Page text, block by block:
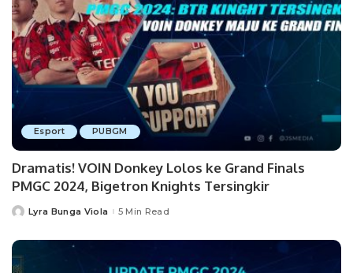
Esport PUBGM
Dramatis! VOIN Donkey Lolos ke Grand Finals
PMGC 2024, Bigetron Knights Tersingkir
PostedLyra Bunga Viola 5 Min Read